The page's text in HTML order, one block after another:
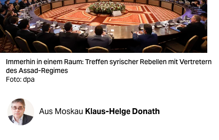
wahrheit
verlag
verlag
veranstaltungen
fragen & hilfe
Immerhin in einem Raum: Treffen syrischer Rebellen mit Vertretern
des Assad-Regimes
Foto: dpa
Aus Moskau Klaus-Helge Donath